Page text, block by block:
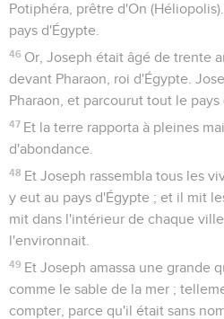
Potiphéra, prêtre d'On
pays d'Égypte.
46 Or, Joseph était âgé de trente
devant Pharaon, roi d'Égypte.
Pharaon, et parcourut tout le pays
47 Et la terre rapporta à pleines
d'abondance.
48 Et Joseph rassembla tous les
y eut au pays d'Égypte ; et il mit
mit dans l'intérieur de chaque
l'environnait.
49 Et Joseph amassa une grande
comme le sable de la mer ;
compter, parce qu'il était sans